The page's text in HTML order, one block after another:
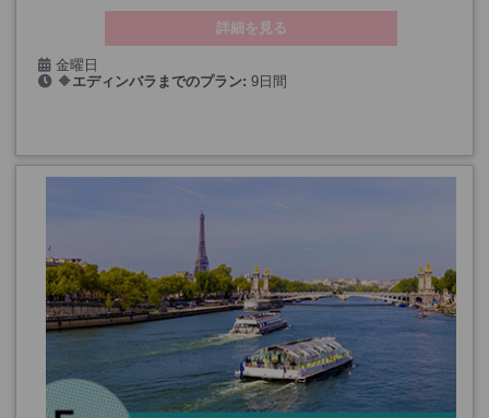
詳細を見る
金曜日
5/1・15・29、6/12・26、9/4・18、10/2・16
🔶エディンバラまでのプラン:9日間